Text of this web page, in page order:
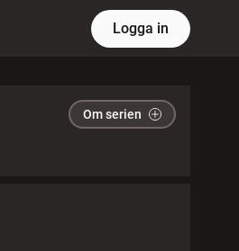
Logga in
Om serien